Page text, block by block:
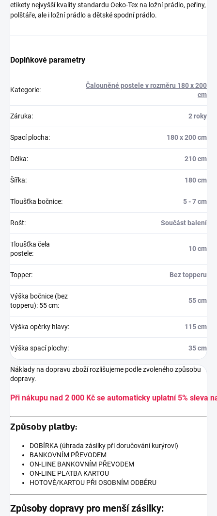
etikety nejvyšší kvality standardu Oeko-Tex na ložní prádlo, peřiny,
polštáře, ale i ložní prádlo a dětské spodní prádlo.
Doplňkové parametry
Kategorie:
Čalouněné postele v rozměru 180 x 200
cm
Záruka: 2 roky
Spací plocha: 180 x 200 cm
Délka: 210 cm
Šířka: 180 cm
Tloušťka bočnice: 5 - 7 cm
Rošt: Součást balení
Tloušťka čela
postele:
10 cm
Topper: Bez topperu
Výška bočnice (bez
topperu): 55 cm:
55 cm
Výška opěrky hlavy: 115 cm
Výška spací plochy: 35 cm
Náklady na dopravu zboží rozlišujeme podle zvoleného způsobu
dopravy.
Při nákupu nad 2 000 Kč se automaticky uplatní 5% sleva
Způsoby platby:
DOBÍRKA (úhrada zásilky při doručování kurýrovi)
BANKOVNÍM PŘEVODEM
ON-LINE BANKOVNÍM PŘEVODEM
ON-LINE PLATBA KARTOU
HOTOVĚ/KARTOU PŘI OSOBNÍM ODBĚRU
Způsoby dopravy pro menší zásilky: